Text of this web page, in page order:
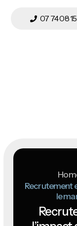
07 74 08
Recrutement
le